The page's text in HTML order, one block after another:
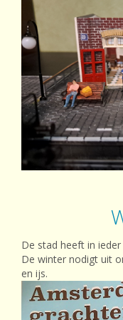
De stad heeft in
De winter nodigt uit
en ijs.